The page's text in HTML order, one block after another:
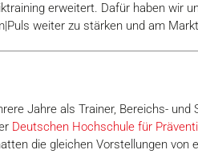
erweitert. Dafür haben wir
weiter zu stärken und am
Jahre als Trainer, Bereichs- und
Deutschen Hochschule für
die gleichen Vorstellungen von